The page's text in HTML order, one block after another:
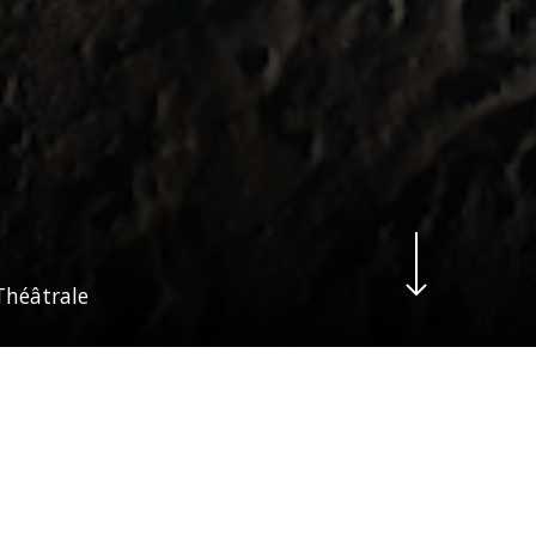
Navigate to the next section